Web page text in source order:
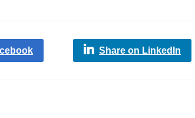
Share on LinkedIn